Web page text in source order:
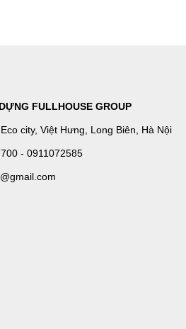
FULLHOUSE GROUP
city, Việt Hưng, Long Biên, Hà Nội
- 0911072585